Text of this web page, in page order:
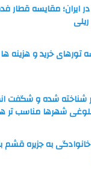
مقایسه قطار
تورهای خرید و هزینه ها
کمتر شناخته شده و شگفت
شهرها مناسب تر
به جزیره قشم